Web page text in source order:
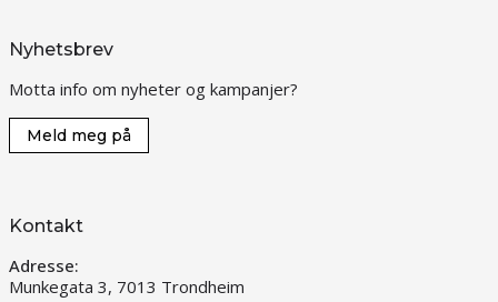
Nyhetsbrev
Motta info om nyheter og kampanjer?
Meld meg på
Kontakt
Adresse:
Munkegata 3, 7013 Trondheim